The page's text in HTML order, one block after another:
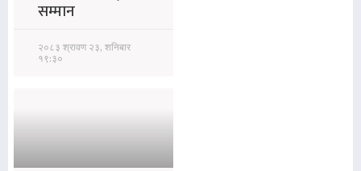
सम्मान
२०८३ श्रावण २३, शनिबार
१९:३०